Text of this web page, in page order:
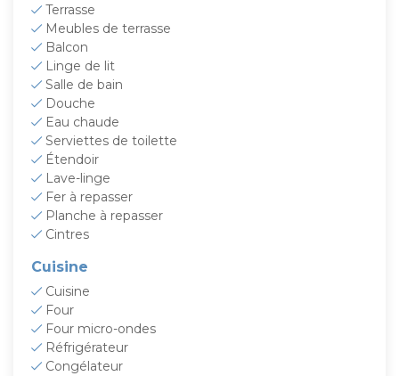
Terrasse
Meubles de terrasse
Balcon
Linge de lit
Salle de bain
Douche
Eau chaude
Serviettes de toilette
Étendoir
Lave-linge
Fer à repasser
Planche à repasser
Cintres
Cuisine
Cuisine
Four
Four micro-ondes
Réfrigérateur
Congélateur